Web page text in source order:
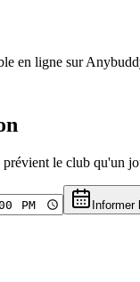
en ligne sur
le club qu'un
Informer